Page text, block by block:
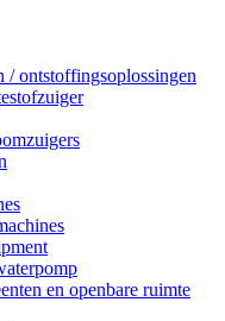
/ ontstoffingsoplossingen
en openbare ruimte